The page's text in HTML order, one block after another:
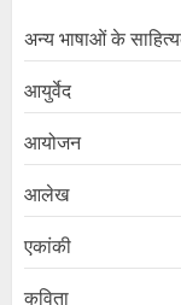
अन्य भाषाओं के
आयुर्वेद
आयोजन
आलेख
एकांकी
कविता